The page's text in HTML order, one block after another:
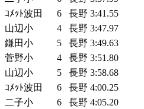
ｺﾒｯﾄ波田 6 長野 3:41.55
山辺小 4 長野 3:47.97
鎌田小 5 長野 3:49.63
菅野小 4 長野 3:51.80
山辺小 5 長野 3:58.68
ｺﾒｯﾄ波田 6 長野 4:00.25
二子小 6 長野 4:05.20